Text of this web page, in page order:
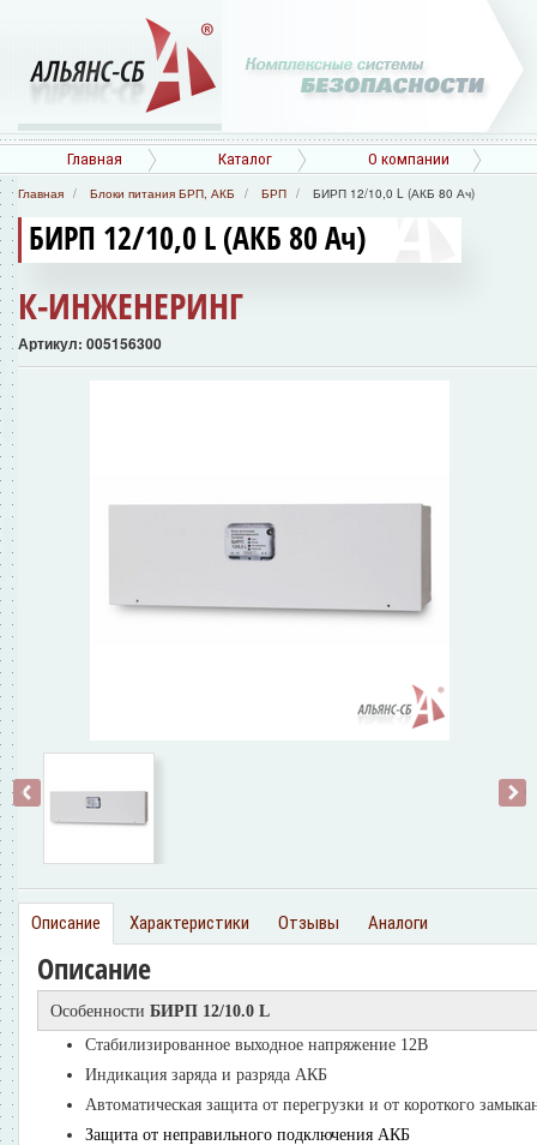
Главная Каталог О компании
Главная Блоки питания БРП, АКБ БРП БИРП 12/10,0 L (АКБ 80 Ач)
БИРП 12/10,0 L (АКБ 80 Ач)
К-ИНЖЕНЕРИНГ
Артикул: 005156300
‹ ›
Описание Характеристики Отзывы Аналоги
Описание
Особенности БИРП 12/10.0 L
Стабилизированное выходное напряжение 12В
Индикация заряда и разряда АКБ
Автоматическая защита от перегрузки и от короткого
Защита от неправильного подключения АКБ